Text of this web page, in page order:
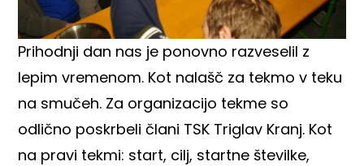
Prihodnji dan nas je ponovno razveselil z
lepim vremenom. Kot nalašč za tekmo v teku
na smučeh. Za organizacijo tekme so
odlično poskrbeli člani TSK Triglav Kranj. Kot
na pravi tekmi: start, cilj, startne številke,